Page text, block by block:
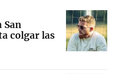
San
colgar las